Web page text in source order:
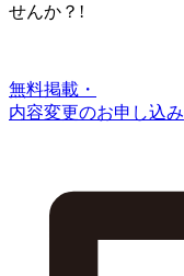
せんか？!
無料掲載・
内容変更のお申し込み